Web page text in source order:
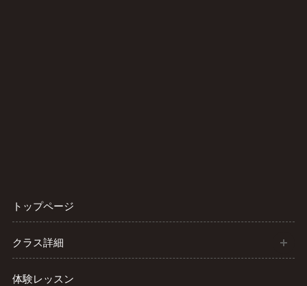
トップページ
クラス詳細
体験レッスン